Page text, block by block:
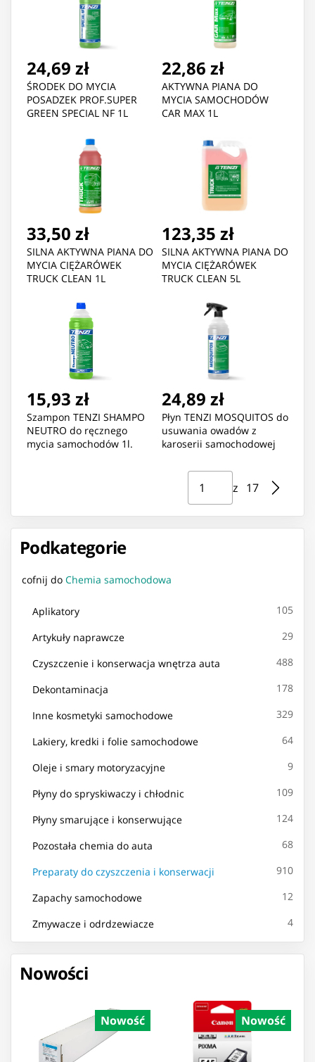
Podkategorie
cofnij do Chemia samochodowa
Aplikatory 105
Artykuły naprawcze 29
Czyszczenie i konserwacja wnętrza auta 488
Dekontaminacja 178
Inne kosmetyki samochodowe 329
Lakiery, kredki i folie samochodowe 64
Oleje i smary motoryzacyjne 9
Płyny do spryskiwaczy i chłodnic 109
Płyny smarujące i konserwujące 124
Pozostała chemia do auta 68
Preparaty do czyszczenia i konserwacji 910
Zapachy samochodowe 12
Zmywacze i odrdzewiacze 4
Nowości
Nowość Nowość
24,69 zł
ŚRODEK DO MYCIA
POSADZEK PROF.SUPER
GREEN SPECIAL NF 1L
22,86 zł
AKTYWNA PIANA DO
MYCIA SAMOCHODÓW
CAR MAX 1L
33,50 zł
SILNA AKTYWNA PIANA DO
MYCIA CIĘŻARÓWEK
TRUCK CLEAN 1L
123,35 zł
SILNA AKTYWNA PIANA DO
MYCIA CIĘŻARÓWEK
TRUCK CLEAN 5L
15,93 zł
Szampon TENZI SHAMPO
NEUTRO do ręcznego
mycia samochodów 1l.
24,89 zł
Płyn TENZI MOSQUITOS do
usuwania owadów z
karoserii samochodowej
Strona ⁨1⁩ z ⁨17⁩
z ⁨17⁩
Przejdź do strony